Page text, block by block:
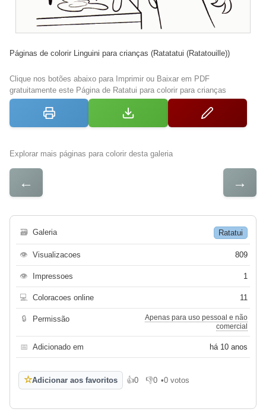
Páginas de colorir Linguini para crianças (Ratatatui (Ratatouille))
Clique nos botões abaixo para Imprimir ou Baixar em PDF
gratuitamente este Página de Ratatui para colorir para crianças
Explorar mais páginas para colorir desta galeria
← →
🗃 Galeria Ratatui
👁 Visualizacoes 809
👁 Impressoes 1
💻 Coloracoes online 11
🔒 Permissão
Apenas para uso pessoal e não
comercial
📅 Adicionado em há 10 anos
☆Adicionar aos favoritos 👍0
Gosto👎0
Não gosto
•0 votos